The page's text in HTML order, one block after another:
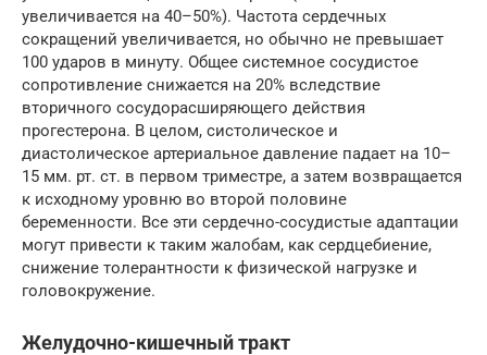
увеличивается на 40–50%). Частота сердечных
сокращений увеличивается, но обычно не превышает
100 ударов в минуту. Общее системное сосудистое
сопротивление снижается на 20% вследствие
вторичного сосудорасширяющего действия
прогестерона. В целом, систолическое и
диастолическое артериальное давление падает на 10–
15 мм. рт. cт. в первом триместре, а затем возвращается
к исходному уровню во второй половине
беременности. Все эти сердечно-сосудистые адаптации
могут привести к таким жалобам, как сердцебиение,
снижение толерантности к физической нагрузке и
головокружение.
Желудочно-кишечный тракт